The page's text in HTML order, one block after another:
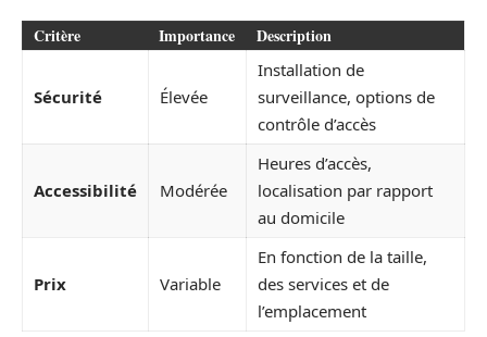
Critère Importance Description
Sécurité Élevée
Installation de
surveillance, options de
contrôle d’accès
Accessibilité Modérée
Heures d’accès,
localisation par rapport
au domicile
Prix Variable
En fonction de la taille,
des services et de
l’emplacement